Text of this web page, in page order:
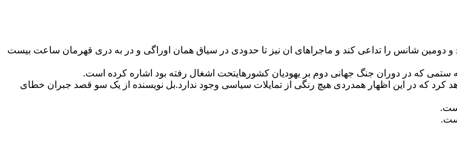
شانس را تداعی کند و ماجراهای ان نیز تا حدودی در سیاق همان اوراگی و در به دری قهرمان ساعت بیست
ستمی که در دوران جنگ جهانی دوم بر یهودیان کشورهایتحت اشغال رفته بود اشاره کرده است.
کرد که در این اظهار همدردی هیچ رنگی از تمایلات سیاسی وجود ندارد.بل نویسنده از یک سو قصد جبران خطای